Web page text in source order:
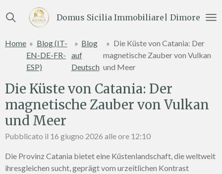
al
principale
Domus Sicilia Immobiliare| Dimore e
Home » Blog (IT-
EN-DE-FR-
ESP)
» Blog
auf
Deutsch
» Die Küste von Catania: Der
magnetische Zauber von Vulkan
und Meer
Die Küste von Catania: Der
magnetische Zauber von Vulkan
und Meer
Pubblicato il 16 giugno 2026 alle ore 12:10
Die Provinz Catania bietet eine Küstenlandschaft, die weltweit
ihresgleichen sucht, geprägt vom urzeitlichen Kontrast